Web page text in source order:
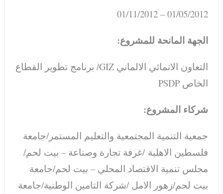
01/05/2012 – 01/11/2012
الجهة المانحة للمشروع:
التعاون الانمائي الالماني GIZ/ برنامج تطوير القطاع
الخاص PSDP
شركاء المشروع:
جمعية التنمية المجتمعية والتعليم المستمر/جامعة
فلسطين الاهلية /غرفة تجارة وصناعة – بيت لحم/
مجلس تنمية الاقتصاد المحلي – بيت لحم/جامعة
بيت لحم/زهور الامل /شركة التامين الوطنية/جامعة